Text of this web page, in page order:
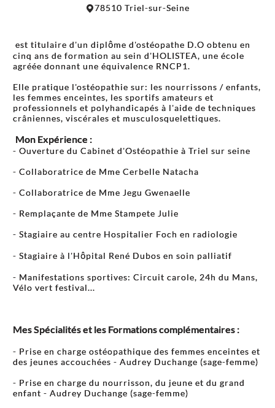
78510 Triel-sur-Seine
est titulaire d'un diplôme d'ostéopathe D.O obtenu en
cinq ans de formation au sein d'HOLISTEA, une école
agréée donnant une équivalence RNCP1.
Elle pratique l'ostéopathie sur: les nourrissons / enfants,
les femmes enceintes, les sportifs amateurs et
professionnels et polyhandicapés à l'aide de techniques
crâniennes, viscérales et musculosquelettiques.
Mon Expérience :
- Ouverture du Cabinet d'Ostéopathie à Triel sur seine
- Collaboratrice de Mme Cerbelle Natacha
- Collaboratrice de Mme Jegu Gwenaelle
- Remplaçante de Mme Stampete Julie
- Stagiaire au centre Hospitalier Foch en radiologie
- Stagiaire à l'Hôpital René Dubos en soin palliatif
- Manifestations sportives: Circuit carole, 24h du Mans,
Vélo vert festival...
Mes Spécialités et les Formations complémentaires :
- Prise en charge ostéopathique des femmes enceintes et
des jeunes accouchées - Audrey Duchange (sage-femme)
- Prise en charge du nourrisson, du jeune et du grand
enfant - Audrey Duchange (sage-femme)